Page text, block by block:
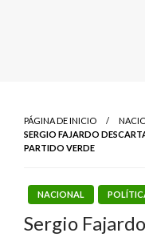
PÁGINA DE INICIO
SERGIO FAJARDO
PARTIDO VERDE
NACIONAL
Sergio